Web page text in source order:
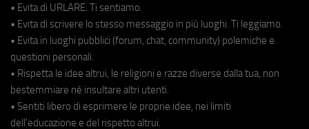
• Evita di URLARE. Ti sentiamo.
• Evita di scrivere lo stesso messaggio in più luoghi. Ti leggiamo.
• Evita in luoghi pubblici (forum, chat, community) polemiche e
questioni personali.
• Rispetta le idee altrui, le religioni e razze diverse dalla tua, non
bestemmiare né insultare altri utenti.
• Sentiti libero di esprimere le proprie idee, nei limiti
dell'educazione e del rispetto altrui.